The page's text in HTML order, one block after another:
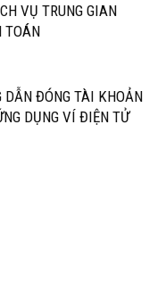
VỤ TRUNG GIAN
TOÁN
DẪN ĐÓNG TÀI KHOẢN
DỤNG VÍ ĐIỆN TỬ